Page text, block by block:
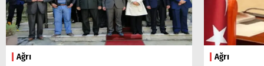
Ağrı Ağrı